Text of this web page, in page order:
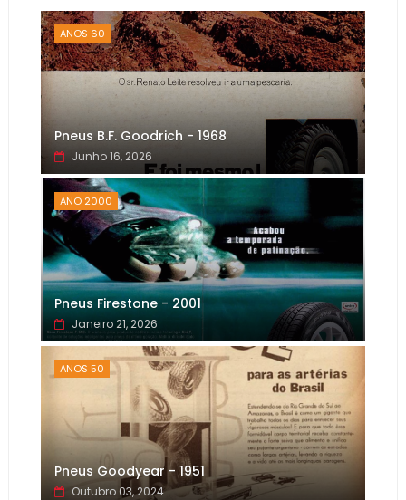
ANOS 60
Pneus B.F. Goodrich - 1968
Junho 16, 2026
ANO 2000
Pneus Firestone - 2001
Janeiro 21, 2026
ANOS 50
Pneus Goodyear - 1951
Outubro 03, 2024